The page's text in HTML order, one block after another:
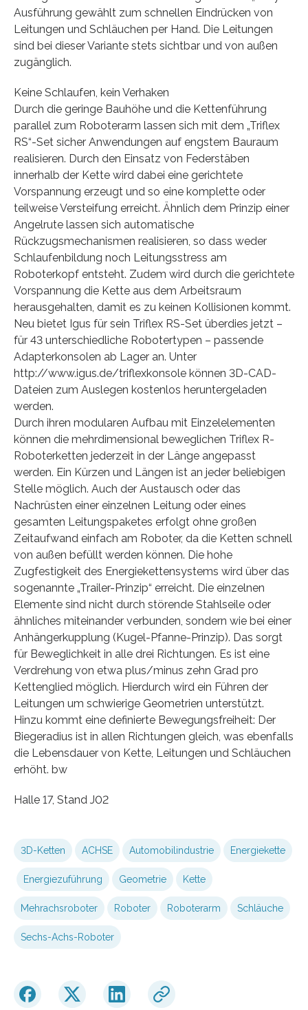
Ausführung gewählt zum schnellen Eindrücken von
Leitungen und Schläuchen per Hand. Die Leitungen
sind bei dieser Variante stets sichtbar und von außen
zugänglich.
Keine Schlaufen, kein Verhaken
Durch die geringe Bauhöhe und die Kettenführung
parallel zum Roboterarm lassen sich mit dem „Triflex
RS“-Set sicher Anwendungen auf engstem Bauraum
realisieren. Durch den Einsatz von Federstäben
innerhalb der Kette wird dabei eine gerichtete
Vorspannung erzeugt und so eine komplette oder
teilweise Versteifung erreicht. Ähnlich dem Prinzip einer
Angelrute lassen sich automatische
Rückzugsmechanismen realisieren, so dass weder
Schlaufenbildung noch Leitungsstress am
Roboterkopf entsteht. Zudem wird durch die gerichtete
Vorspannung die Kette aus dem Arbeitsraum
herausgehalten, damit es zu keinen Kollisionen kommt.
Neu bietet Igus für sein Triflex RS-Set überdies jetzt –
für 43 unterschiedliche Robotertypen – passende
Adapterkonsolen ab Lager an. Unter
http://www.igus.de/triflexkonsole können 3D-CAD-
Dateien zum Auslegen kostenlos heruntergeladen
werden.
Durch ihren modularen Aufbau mit Einzelelementen
können die mehrdimensional beweglichen Triflex R-
Roboterketten jederzeit in der Länge angepasst
werden. Ein Kürzen und Längen ist an jeder beliebigen
Stelle möglich. Auch der Austausch oder das
Nachrüsten einer einzelnen Leitung oder eines
gesamten Leitungspaketes erfolgt ohne großen
Zeitaufwand einfach am Roboter, da die Ketten schnell
von außen befüllt werden können. Die hohe
Zugfestigkeit des Energiekettensystems wird über das
sogenannte „Trailer-Prinzip“ erreicht. Die einzelnen
Elemente sind nicht durch störende Stahlseile oder
ähnliches miteinander verbunden, sondern wie bei einer
Anhängerkupplung (Kugel-Pfanne-Prinzip). Das sorgt
für Beweglichkeit in alle drei Richtungen. Es ist eine
Verdrehung von etwa plus/minus zehn Grad pro
Kettenglied möglich. Hierdurch wird ein Führen der
Leitungen um schwierige Geometrien unterstützt.
Hinzu kommt eine definierte Bewegungsfreiheit: Der
Biegeradius ist in allen Richtungen gleich, was ebenfalls
die Lebensdauer von Kette, Leitungen und Schläuchen
erhöht. bw
Halle 17, Stand J02
3D-Ketten ACHSE Automobilindustrie Energiekette
Energiezuführung Geometrie Kette
Mehrachsroboter Roboter Roboterarm Schläuche
Sechs-Achs-Roboter